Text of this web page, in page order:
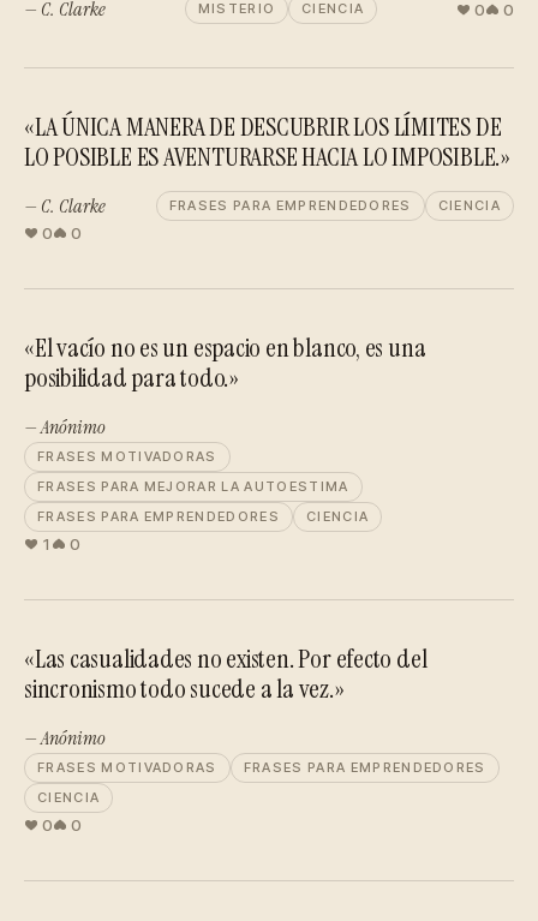
— C. Clarke MISTERIO CIENCIA 0 0
«LA ÚNICA MANERA DE DESCUBRIR LOS LÍMITES DE
LO POSIBLE ES AVENTURARSE HACIA LO IMPOSIBLE.»
— C. Clarke FRASES PARA EMPRENDEDORES CIENCIA
0 0
«El vacío no es un espacio en blanco, es una
posibilidad para todo.»
— Anónimo
FRASES MOTIVADORAS
FRASES PARA MEJORAR LA AUTOESTIMA
FRASES PARA EMPRENDEDORES
CIENCIA
1 0
«Las casualidades no existen. Por efecto del
sincronismo todo sucede a la vez.»
— Anónimo
FRASES MOTIVADORAS
FRASES PARA EMPRENDEDORES
CIENCIA
0 0